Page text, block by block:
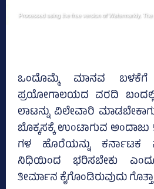
ಒಂದೊಮ್ಮೆ ಮಾನವ ಬಳಕೆಗೆ
ಪ್ರಯೋಗಾಲಯದ ವರದಿ
ಲಾಟನ್ನು ವಿಲೇವಾರಿ
ಬೊಕ್ಕಸಕ್ಕೆ ಉಂಟಾಗುವ
ಗಳ ಹೊರೆಯನ್ನು ಕರ್ನಾಟಕ
ನಿಧಿಯಿಂದ ಭರಿಸಬೇಕು
ತೀರ್ಮಾನ ಕೈಗೊಂಡಿರುವುದು